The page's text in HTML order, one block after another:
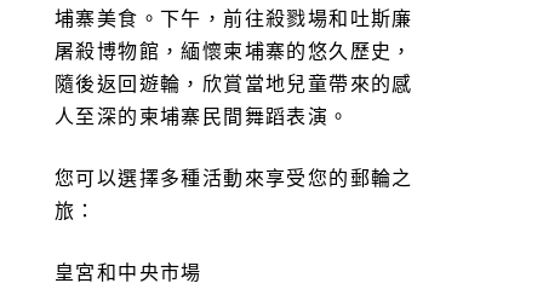
埔寨美食。下午，前往殺戮場和吐斯廉
屠殺博物館，緬懷柬埔寨的悠久歷史，
隨後返回遊輪，欣賞當地兒童帶來的感
人至深的柬埔寨民間舞蹈表演。
您可以選擇多種活動來享受您的郵輪之
旅：
皇宮和中央市場